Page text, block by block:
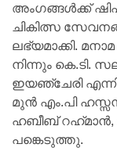
അംഗങ്ങൾക്ക്
ചികിത്സ
ലഭ്യമാക്കി.
നിന്നും കെ.ടി.
ഇയഞ്ചേരി
മുൻ എം.പി
ഹബീബ് റഹ്‌മാൻ,
പങ്കെടുത്തു.